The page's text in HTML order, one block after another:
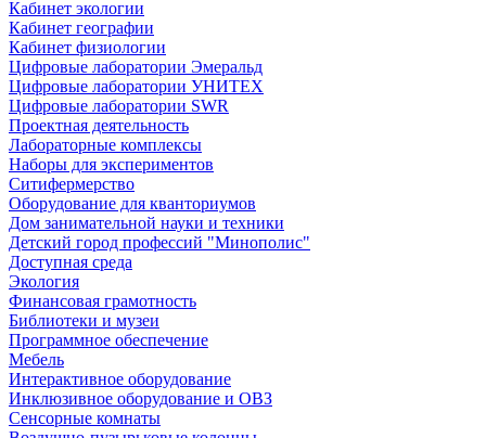
Кабинет экологии
Кабинет географии
Кабинет физиологии
Цифровые лаборатории Эмеральд
Цифровые лаборатории УНИТЕХ
Цифровые лаборатории SWR
Проектная деятельность
Лабораторные комплексы
Наборы для экспериментов
Ситифермерство
Оборудование для кванториумов
Дом занимательной науки и техники
Детский город профессий "Минополис"
Доступная среда
Экология
Финансовая грамотность
Библиотеки и музеи
Программное обеспечение
Мебель
Интерактивное оборудование
Инклюзивное оборудование и ОВЗ
Cенсорные комнаты